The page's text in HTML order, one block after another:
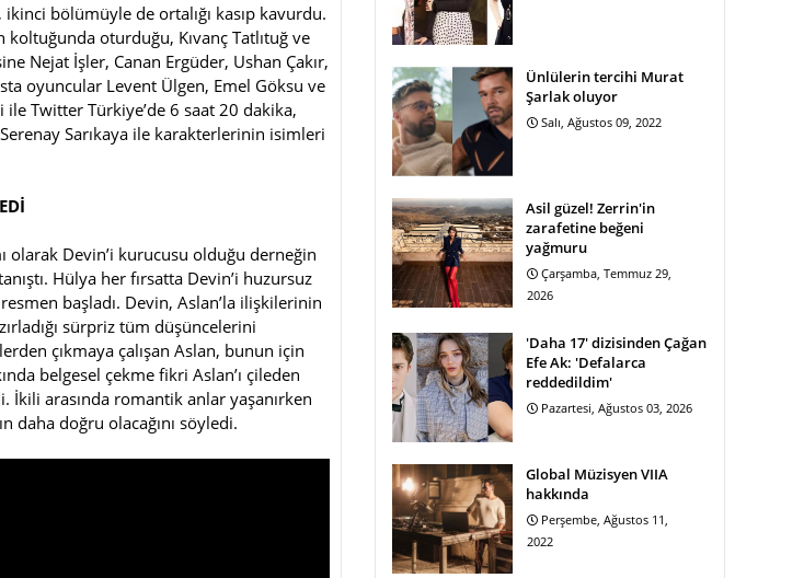
bölümüyle de ortalığı kasıp kavurdu.
koltuğunda oturduğu, Kıvanç Tatlıtuğ ve
Nejat İşler, Canan Ergüder, Ushan Çakır,
oyuncular Levent Ülgen, Emel Göksu ve
Twitter Türkiye’de 6 saat 20 dakika,
Sarıkaya ile karakterlerinin isimleri
olarak Devin’i kurucusu olduğu derneğin
Hülya her fırsatta Devin’i huzursuz
başladı. Devin, Aslan’la ilişkilerinin
sürpriz tüm düşüncelerini
çıkmaya çalışan Aslan, bunun için
belgesel çekme fikri Aslan’ı çileden
İkili arasında romantik anlar yaşanırken
daha doğru olacağını söyledi.
Ünlülerin tercihi Murat
Şarlak oluyor
Salı, Ağustos 09, 2022
Asil güzel! Zerrin'in
zarafetine beğeni
yağmuru
Çarşamba, Temmuz 29,
2026
'Daha 17' dizisinden Çağan
Efe Ak: 'Defalarca
reddedildim'
Pazartesi, Ağustos 03, 2026
Global Müzisyen VIIA
hakkında
Perşembe, Ağustos 11,
2022